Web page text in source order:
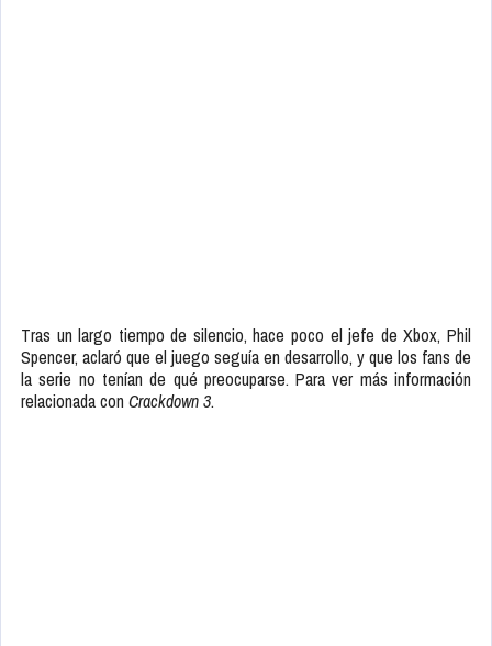
Tras un largo tiempo de silencio, hace poco el jefe de Xbox, Phil
Spencer, aclaró que el juego seguía en desarrollo, y que los fans de
la serie no tenían de qué preocuparse. Para ver más información
relacionada con Crackdown 3.